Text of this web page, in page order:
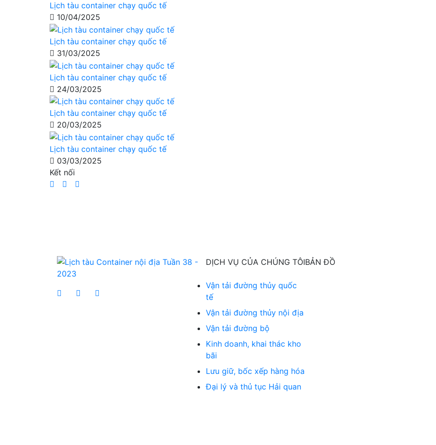
Lịch tàu container chạy quốc tế
10/04/2025
Lịch tàu container chạy quốc tế
31/03/2025
Lịch tàu container chạy quốc tế
24/03/2025
Lịch tàu container chạy quốc tế
20/03/2025
Lịch tàu container chạy quốc tế
03/03/2025
Kết nối
DỊCH VỤ CỦA CHÚNG TÔI
Vận tải đường thủy quốc
tế
Vận tải đường thủy nội địa
Vận tải đường bộ
Kinh doanh, khai thác kho
bãi
Lưu giữ, bốc xếp hàng hóa
Đại lý và thủ tục Hải quan
BẢN ĐỒ